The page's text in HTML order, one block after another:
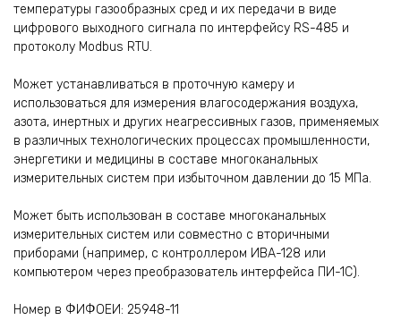
температуры газообразных сред и их передачи в виде
цифрового выходного сигнала по интерфейсу RS-485 и
протоколу Modbus RTU.
Может устанавливаться в проточную камеру и
использоваться для измерения влагосодержания воздуха,
азота, инертных и других неагрессивных газов, применяемых
в различных технологических процессах промышленности,
энергетики и медицины в составе многоканальных
измерительных систем при избыточном давлении до 15 МПа.
Может быть использован в составе многоканальных
измерительных систем или совместно с вторичными
приборами (например, с контроллером ИВА-128 или
компьютером через преобразователь интерфейса ПИ-1С).
Номер в ФИФОЕИ: 25948-11